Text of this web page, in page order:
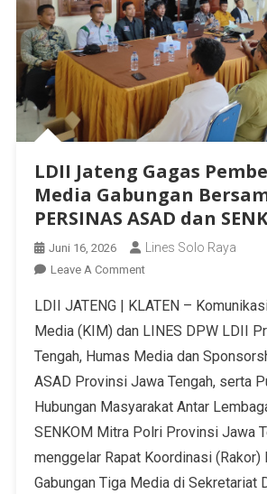
LDII Jateng Gagas
Media Gabungan
PERSINAS ASAD dan
Juni 16, 2026 Lines Solo Raya
Leave A Comment
LDII JATENG | KLATEN –
Media (KIM) dan LINES DPW LDII
Tengah, Humas Media dan
ASAD Provinsi Jawa Tengah, serta
Hubungan Masyarakat Antar
SENKOM Mitra Polri Provinsi Jawa
menggelar Rapat Koordinasi (Rakor)
Gabungan Tiga Media di Sekretariat